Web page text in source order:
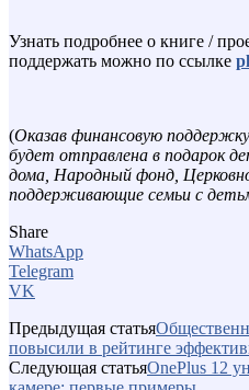
Узнать подробнее о книге /
поддержать можно по ссылке
(Оказав финансовую
будет отправлена в подарок
дома, Народный фонд,
поддерживающие семьи с
Share
WhatsApp
Telegram
VK
Предыдущая статья
повысили в рейтинге
Следующая статьяOnePlus 12